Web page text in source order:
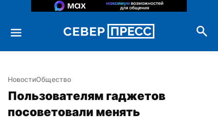
НовостиОбщество
Пользователям гаджетов
посоветовали менять